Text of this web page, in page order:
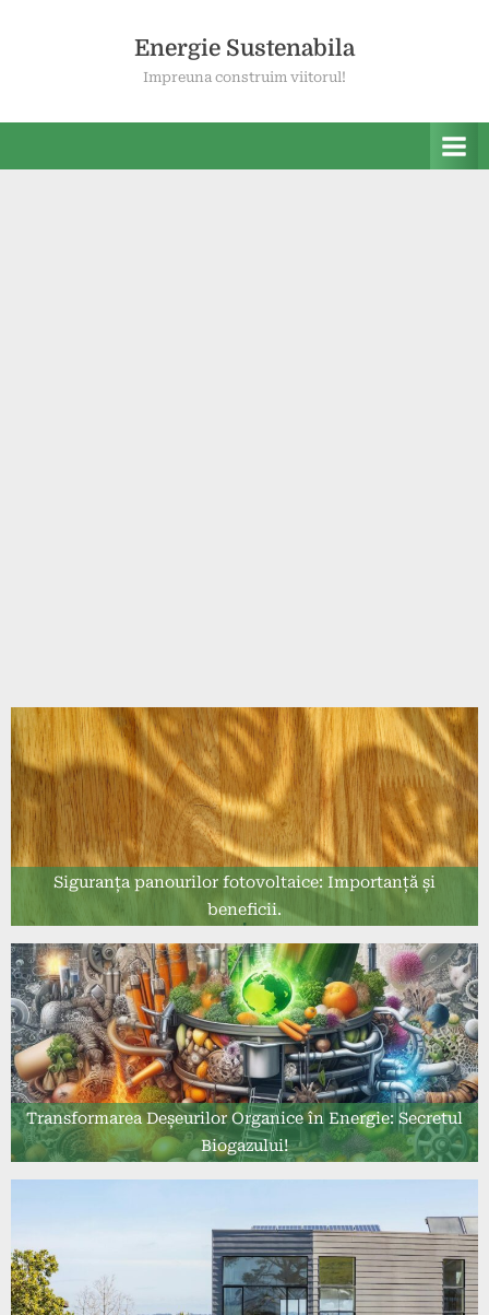
Energie Sustenabila
Impreuna construim viitorul!
Siguranța panourilor fotovoltaice: Importanță și
beneficii.
Transformarea Deșeurilor Organice în Energie: Secretul
Biogazului!